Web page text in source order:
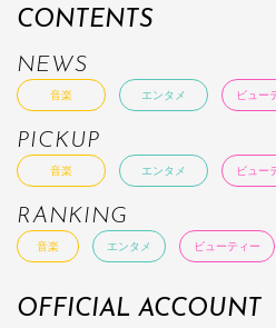
CONTENTS
NEWS
音楽 エンタメ ビュー
PICKUP
音楽 エンタメ ビュー
RANKING
音楽 エンタメ ビューティー
OFFICIAL ACCOUNT